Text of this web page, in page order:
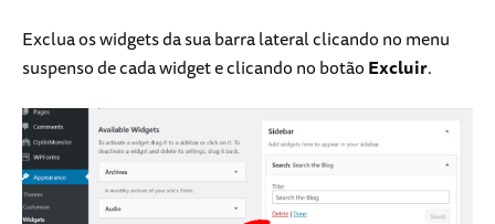
Exclua os widgets da sua barra lateral clicando no menu
suspenso de cada widget e clicando no botãoExcluir.